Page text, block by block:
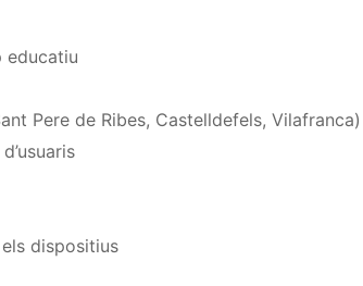
educatiu
Pere de Ribes, Castelldefels, Vilafranca)
dispositius